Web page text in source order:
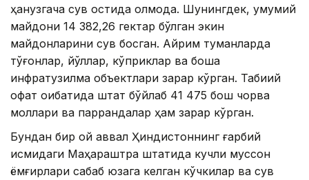
ҳанузгача сув остида қолмоқда. Шунингдек, умумий
майдони 14 382,26 гектар бўлган экин
майдонларини сув босган. Айрим туманларда
тўғонлар, йўллар, кўприклар ва бошқа
инфратузилма объектлари зарар кўрган. Табиий
офат оқибатида штат бўйлаб 41 475 бош чорва
моллари ва паррандалар ҳам зарар кўрган.
Бундан бир ой аввал Ҳиндистоннинг ғарбий
қисмидаги Маҳараштра штатида кучли муссон
ёмғирлари сабаб юзага келган кўчкилар ва сув